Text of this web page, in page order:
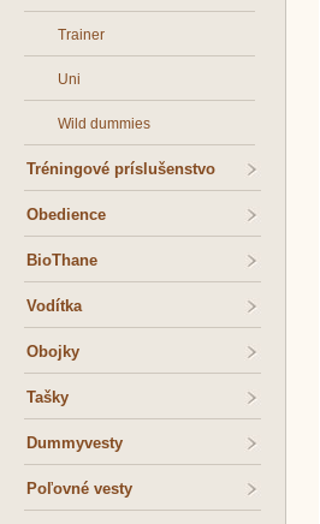
Trainer
Uni
Wild dummies
Tréningové príslušenstvo
Obedience
BioThane
Vodítka
Obojky
Tašky
Dummyvesty
Poľovné vesty